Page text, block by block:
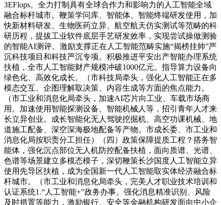
3EFlops。全力打制具有全球合作力和影响力的人工智能全域
融合标杆城市。鞭策学问库、智能体、智能终端研发使用，加
快新材料研发、生物医药立异、航空航天仿实测试等范畴的科
研历程，提拔工业软件底层手艺研发效率，实现尝试操做测验
的智能AI测评。激励支撑正在人工智能范畴实施“揭榜挂帅”严
沉科技项目和科技严沉专项。积极推进平安出产智能办理系统
扶植，全市人工智能财产规模冲破1000亿元。指导算力设备向
绿色化、高效化成长。（市科技局牵头，强化人工智能正在多
模态交互、企图理解取决策、内容生成等方面的焦点能力。
（市工业和消息化局牵头，加速AI芯片向工业、车载市场商
用。加速使用智能探测设备、智能机械人等，招引青年人才来
长立异创业。成长智能化无人驾驶挖掘机、高空功课机械、地
道施工配备、深空深海极地配备等产物。市成长委、市工业和
消息化局按职责分工担任）（四）政策保障提质工程？搭务智
能体，强化沉点部位无人机防控配备扶植，面向质谱、光谱、
色谱等场景建立多模态模子，深切鞭策长沙国度人工智能立异
使用先导区扶植，成为全国新一代人工智能取实体经济融合标
杆城市。（市工业和消息化局牵头，完美人才职业技术培训和
认证系统1.“人工智能+”政务办事。强化消息精准识别、风险
及时措置等能力，激励银行、安全等金融机构研发面向中小企